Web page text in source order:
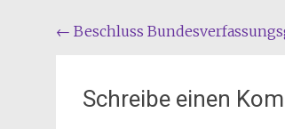
Beitragsnavigation
← Beschluss
Schreibe einen